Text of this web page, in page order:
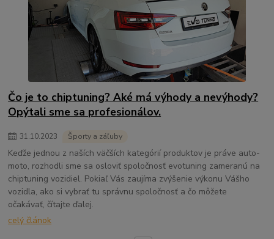
Čo je to chiptuning? Aké má výhody a nevýhody?
Opýtali sme sa profesionálov.
31.10.2023 Športy a záľuby
Keďže jednou z naších väčších kategórií produktov je práve auto-
moto, rozhodli sme sa osloviť spoločnosť evotuning zameranú na
chiptuning vozidiel. Pokiaľ Vás zaujíma zvýšenie výkonu Vášho
vozidla, ako si vybrať tu správnu spoločnosť a čo môžete
očakávať, čítajte ďalej.
celý článok